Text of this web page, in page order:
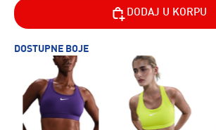
DODAJ U KORPU
DOSTUPNE BOJE